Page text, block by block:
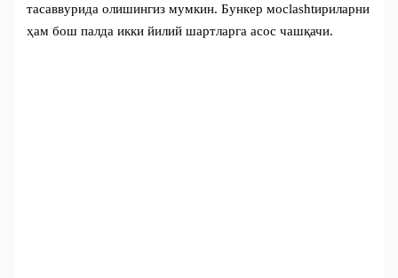
тасаввурида олишингиз мумкин. Бункер мосlashtириларни
ҳам бош палда икки йилий шартларга асос чашқачи.